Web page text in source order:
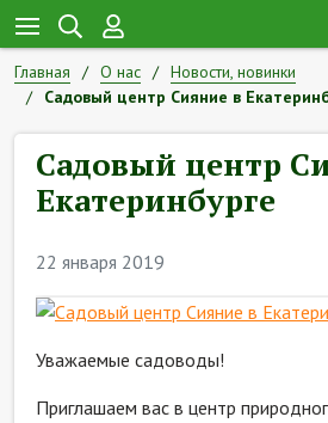
Главная О нас
Новости, новинки
Садовый центр Сияние в
Садовый центр
Екатеринбурге
22 января 2019
Уважаемые садоводы!
Приглашаем вас в центр